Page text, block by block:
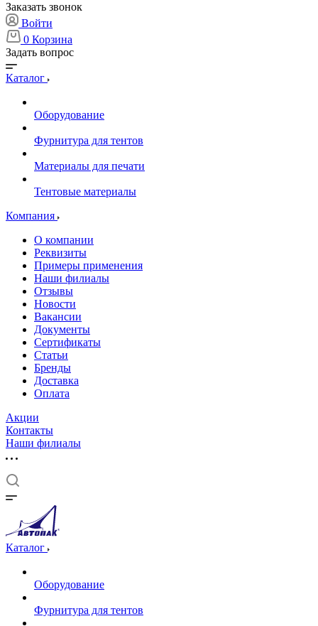
Заказать звонок
Войти
0 Корзина
Задать вопрос
Каталог
Оборудование
Фурнитура для тентов
Материалы для печати
Тентовые материалы
Компания
О компании
Реквизиты
Примеры применения
Наши филиалы
Отзывы
Новости
Вакансии
Документы
Cертификаты
Статьи
Бренды
Доставка
Оплата
Акции
Контакты
Наши филиалы
Каталог
Оборудование
Фурнитура для тентов